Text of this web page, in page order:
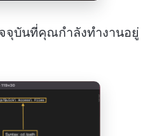
จุบันที่คุณกำลังทำงานอยู่